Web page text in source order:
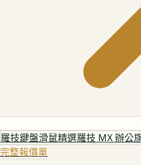
羅技鍵盤滑鼠精選羅技 MX 辦公
完整報價單